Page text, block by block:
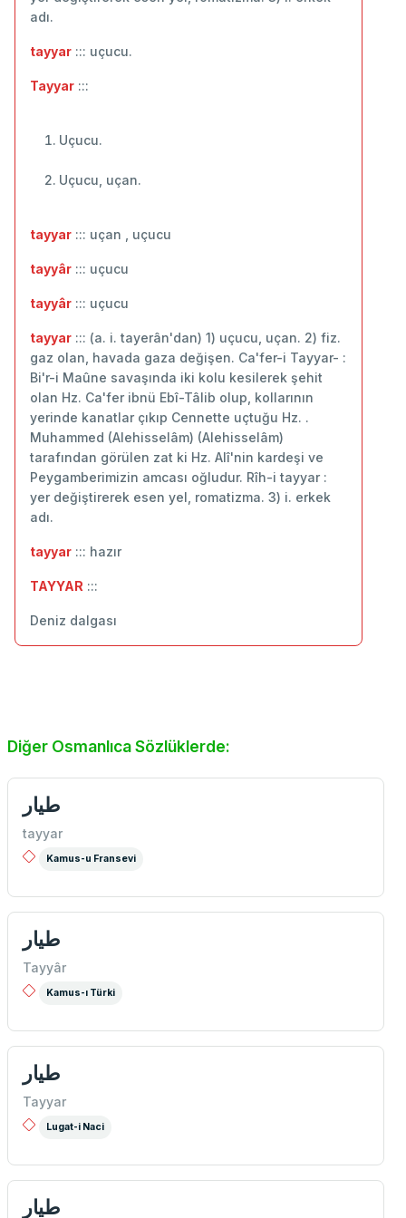
adı.
tayyar ::: uçucu.
Tayyar :::
Uçucu.
Uçucu, uçan.
tayyar ::: uçan , uçucu
tayyâr ::: uçucu
tayyâr ::: ‬uçucu
tayyar ::: (a. i. tayerân'dan) 1) uçucu, uçan. 2) fiz.
gaz olan, havada gaza değişen. Ca'fer-i Tayyar- :
Bi'r-i Maûne savaşında iki kolu kesilerek şehit
olan Hz. Ca'fer ibnü Ebî-Tâlib olup, kollarının
yerinde kanatlar çıkıp Cennette uçtuğu Hz. .
Muhammed (Alehisselâm) (Alehisselâm)
tarafından görülen zat ki Hz. Alî'nin kardeşi ve
Peygamberimizin amcası oğludur. Rîh-i tayyar :
yer değiştirerek esen yel, romatizma. 3) i. erkek
adı.
tayyar ::: hazır
TAYYAR :::
Deniz dalgası
Diğer Osmanlıca Sözlüklerde:
طيار
tayyar
Kamus-u Fransevi
طيار
Tayyâr
Kamus-ı Türki
طيار
Tayyar
Lugat-i Naci
طيار